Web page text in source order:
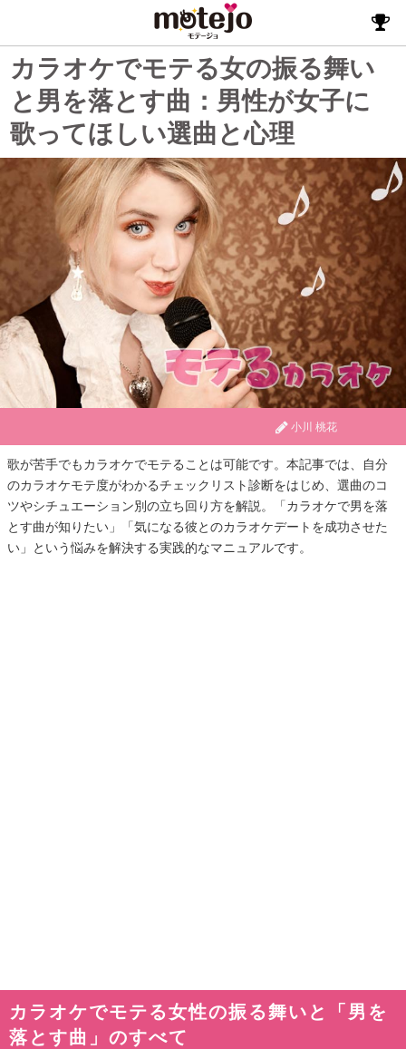
カラオケでモテる女の振る舞い
と男を落とす曲：男性が女子に
歌ってほしい選曲と心理
小川 桃花
歌が苦手でもカラオケでモテることは可能です。本記事では、自分
のカラオケモテ度がわかるチェックリスト診断をはじめ、選曲のコ
ツやシチュエーション別の立ち回り方を解説。「カラオケで男を落
とす曲が知りたい」「気になる彼とのカラオケデートを成功させた
い」という悩みを解決する実践的なマニュアルです。
カラオケでモテる女性の振る舞いと「男を
落とす曲」のすべて